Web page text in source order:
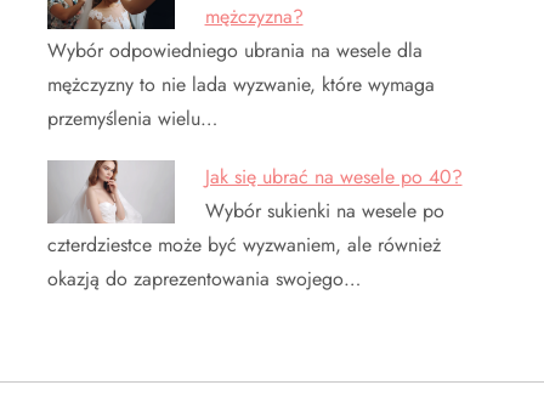
mężczyzna?
Wybór odpowiedniego ubrania na wesele dla
mężczyzny to nie lada wyzwanie, które wymaga
przemyślenia wielu…
Jak się ubrać na wesele po 40?
Wybór sukienki na wesele po
czterdziestce może być wyzwaniem, ale również
okazją do zaprezentowania swojego…